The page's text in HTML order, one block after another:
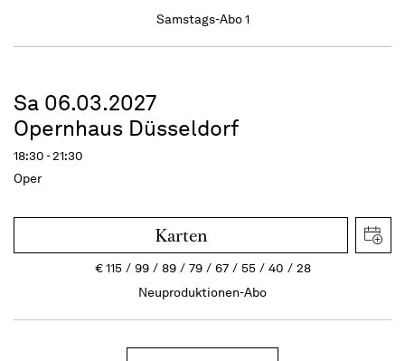
Samstags-Abo 1
Sa 06.03.2027
Opernhaus Düsseldorf
18:30 - 21:30
Oper
Karten
€115 99 89 79 67 55 40
28
Neuproduktionen-Abo